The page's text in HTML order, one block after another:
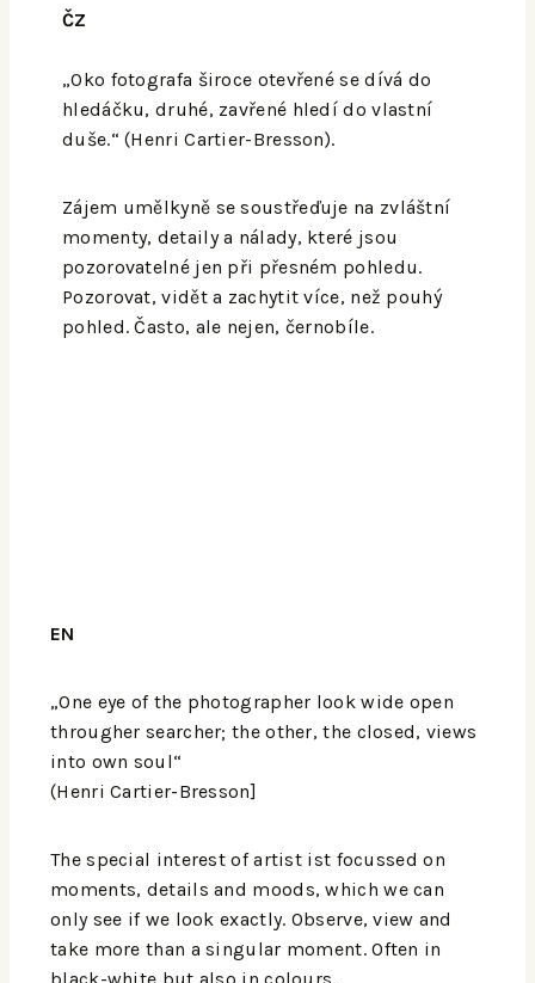
ČZ
„Oko fotografa široce otevřené se dívá do
hledáčku, druhé, zavřené hledí do vlastní
duše.“ (Henri Cartier-Bresson).
Zájem umělkyně se soustřeďuje na zvláštní
momenty, detaily a nálady, které jsou
pozorovatelné jen při přesném pohledu.
Pozorovat, vidět a zachytit více, než pouhý
pohled. Často, ale nejen, černobíle.
EN
„One eye of the photographer look wide open
througher searcher; the other, the closed, views
into own soul“
(Henri Cartier-Bresson]
The special interest of artist ist focussed on
moments, details and moods, which we can
only see if we look exactly. Observe, view and
take more than a singular moment. Often in
black-white but also in colours.